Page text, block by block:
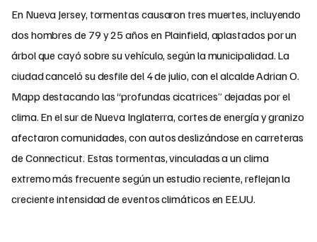
En Nueva Jersey, tormentas causaron tres muertes, incluyendo
dos hombres de 79 y 25 años en Plainfield, aplastados por un
árbol que cayó sobre su vehículo, según la municipalidad. La
ciudad canceló su desfile del 4 de julio, con el alcalde Adrian O.
Mapp destacando las “profundas cicatrices” dejadas por el
clima. En el sur de Nueva Inglaterra, cortes de energía y granizo
afectaron comunidades, con autos deslizándose en carreteras
de Connecticut. Estas tormentas, vinculadas a un clima
extremo más frecuente según un estudio reciente, reflejan la
creciente intensidad de eventos climáticos en EE.UU.